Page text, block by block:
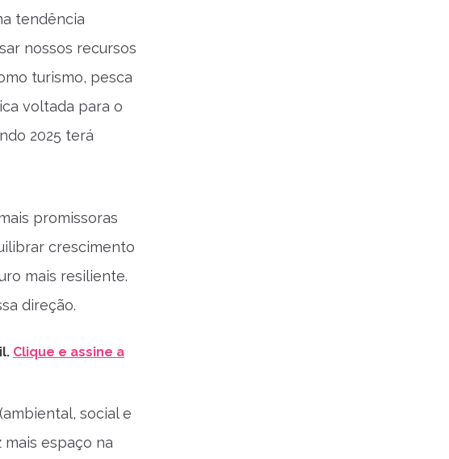
tendência
nossos recursos
turismo, pesca
voltada para o
2025 terá
promissoras
crescimento
mais resiliente.
direção.
Clique e assine a
social e
espaço na